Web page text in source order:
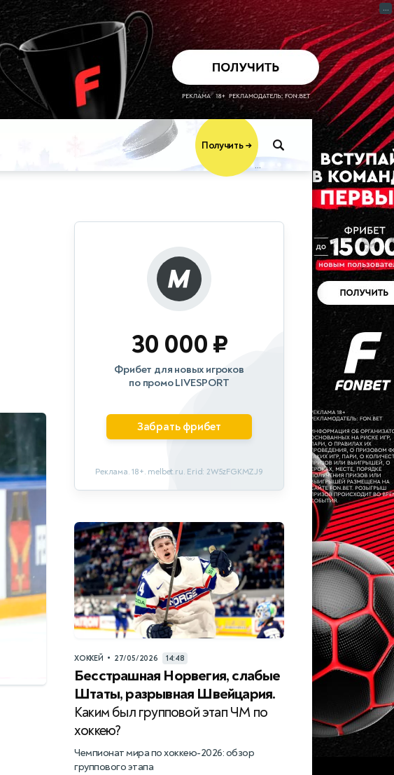
...
30 000 ₽
Фрибет для новых игроков
по промо LIVESPORT
Забрать фрибет
Реклама. 18+. melbet.ru. Erid: 2W5zFGKMZJ9
ХОККЕЙ • 27/05/2026 14:48
Бесстрашная Норвегия, слабые
Штаты, разрывная Швейцария.
Каким был групповой этап ЧМ по
хоккею?
Чемпионат мира по хоккею-2026: обзор
группового этапа
...